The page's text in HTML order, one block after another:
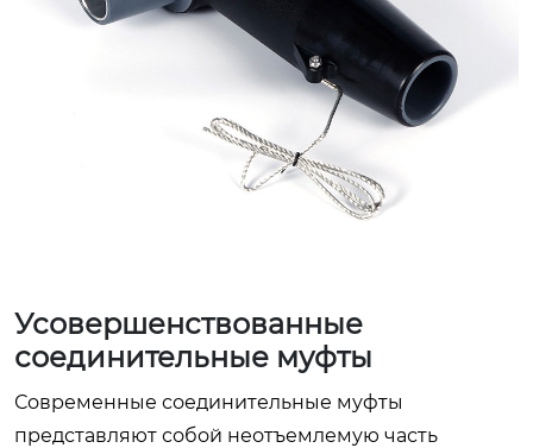
Усовершенствованные
соединительные муфты
Современные соединительные муфты
представляют собой неотъемлемую часть